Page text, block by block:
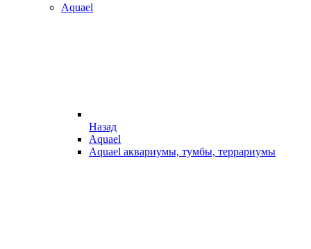
Aquael
Назад
Aquael
Aquael аквариумы, тумбы, террариумы